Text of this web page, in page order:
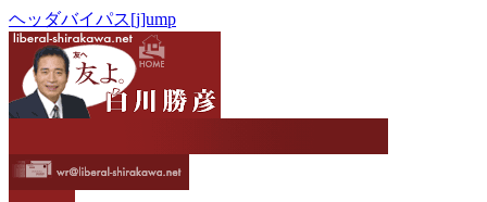
ヘッダバイパス[j]ump